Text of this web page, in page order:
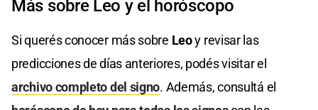
Más sobre Leo y el horóscopo
Si querés conocer más sobre Leoy revisar las
predicciones de días anteriores, podés visitar el
archivo completo del signo. Además, consultá el